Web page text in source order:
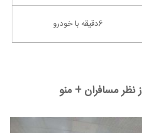
6دقیقه با خودرو
مسافران + منو